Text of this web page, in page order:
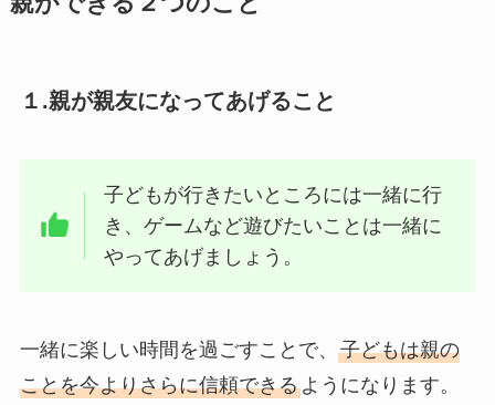
１.親が親友になってあげること
子どもが行きたいところには一緒に行
き、ゲームなど遊びたいことは一緒に
やってあげましょう。
一緒に楽しい時間を過ごすことで、 子どもは親の
ことを今よりさらに信頼できるようになります。